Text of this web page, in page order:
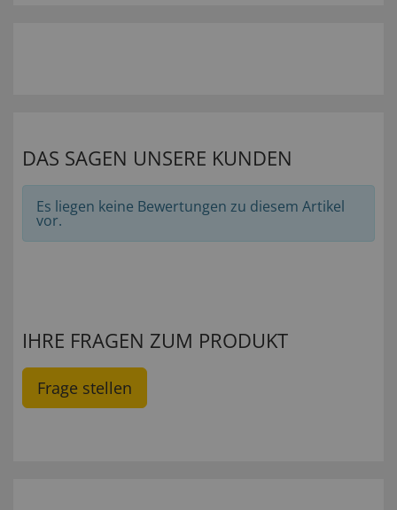
DAS SAGEN UNSERE KUNDEN
Es liegen keine Bewertungen zu diesem Artikel
vor.
IHRE FRAGEN ZUM PRODUKT
Frage stellen